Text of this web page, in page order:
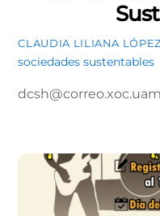
CLAUDIA LILIANA
sociedades sustentables